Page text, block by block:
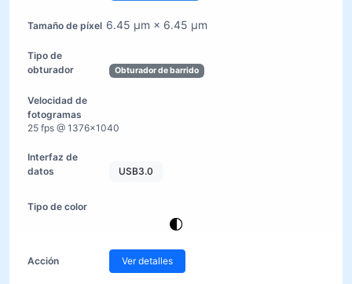
6.45 µm × 6.45 µm
Obturador de barrido
25 fps @ 1376×1040
USB3.0
Ver detalles